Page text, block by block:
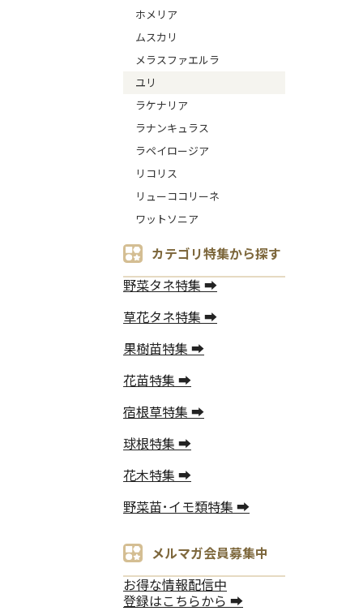
ホメリア
ムスカリ
メラスファエルラ
ユリ
ラケナリア
ラナンキュラス
ラペイロージア
リコリス
リューココリーネ
ワットソニア
カテゴリ特集から探す
野菜タネ特集 ➡
草花タネ特集 ➡
果樹苗特集 ➡
花苗特集 ➡
宿根草特集 ➡
球根特集 ➡
花木特集 ➡
野菜苗･イモ類特集 ➡
メルマガ会員募集中
お得な情報配信中
登録はこちらから ➡